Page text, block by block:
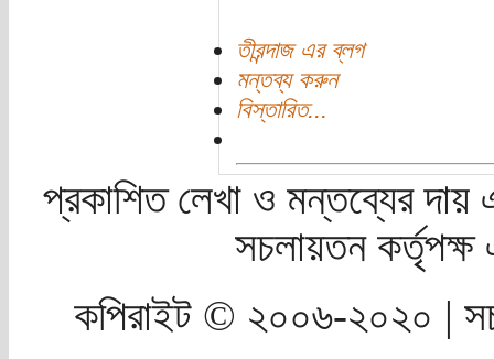
তীরন্দাজ এর ব্লগ
মন্তব্য করুন
বিস্তারিত...
প্রকাশিত লেখা ও মন্তব্যের দায়
সচলায়তন
কপিরাইট © ২০০৬-২০২০ |